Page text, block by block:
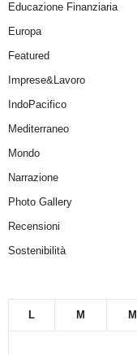
Educazione Finanziaria
Europa
Featured
Imprese&Lavoro
IndoPacifico
Mediterraneo
Mondo
Narrazione
Photo Gallery
Recensioni
Sostenibilità
L M M